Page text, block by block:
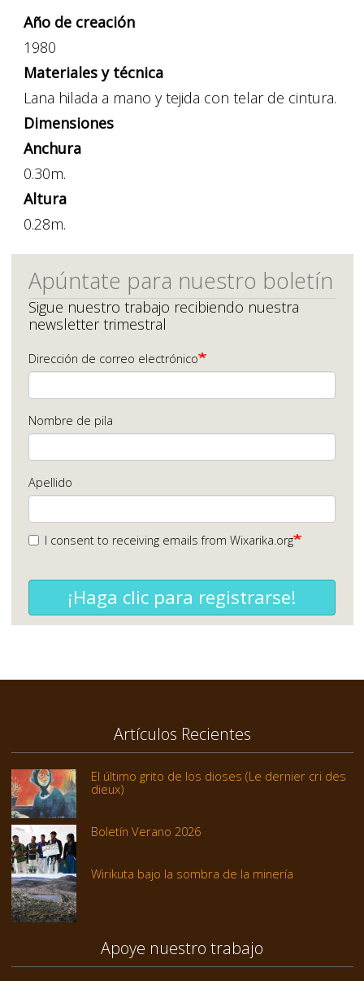
Año de creación
1980
Materiales y técnica
Lana hilada a mano y tejida con telar de cintura.
Dimensiones
Anchura
0.30m.
Altura
0.28m.
Apúntate para nuestro boletín
Sigue nuestro trabajo recibiendo nuestra
newsletter trimestral
Dirección de correo electrónico
Nombre de pila
Apellido
I consent to receiving emails from Wixarika.org
¡Haga clic para registrarse!
Artículos Recientes
El último grito de los dioses (Le dernier cri des
dieux)
Boletín Verano 2026
Wirikuta bajo la sombra de la minería
Apoye nuestro trabajo